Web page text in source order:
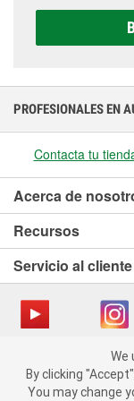
correcta para
We use cookies on
to
PROFESIONALES EN
Contacta tu
Acerca de
Recursos
Servicio al cliente
Copyright © 2008-2026
catalog_main
We
By clicking
You may change